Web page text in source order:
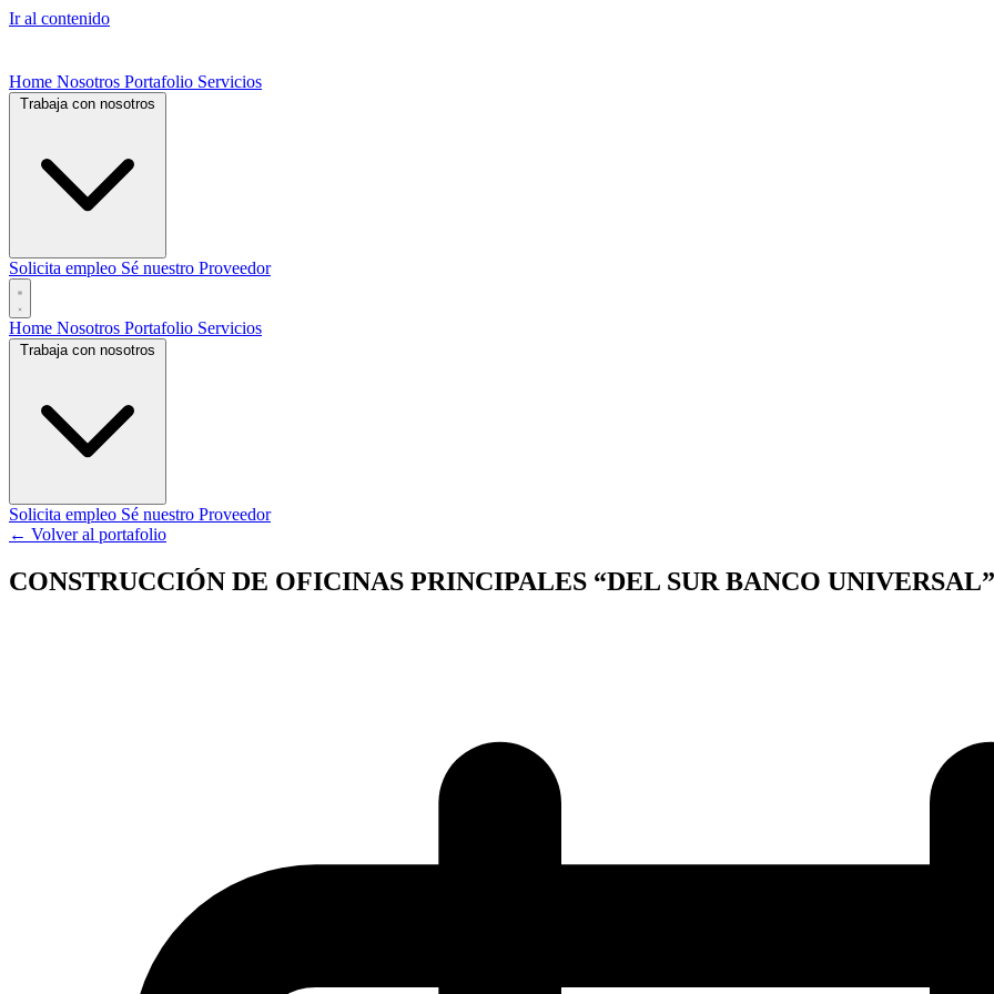
Ir al contenido
Home Nosotros Portafolio Servicios
Solicita empleo Sé nuestro Proveedor
Home Nosotros Portafolio Servicios
Solicita empleo Sé nuestro Proveedor
← Volver al portafolio
CONSTRUCCIÓN DE OFICINAS PRINCIPALES “DEL SUR BANCO UNIVERSAL”